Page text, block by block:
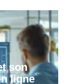
son
ligne